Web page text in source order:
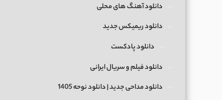
دانلود آهنگ های محلی
دانلود ریمیکس جدید
دانلود پادکست
دانلود فیلم و سریال ایرانی
دانلود مداحی جدید | دانلود نوحه 1405